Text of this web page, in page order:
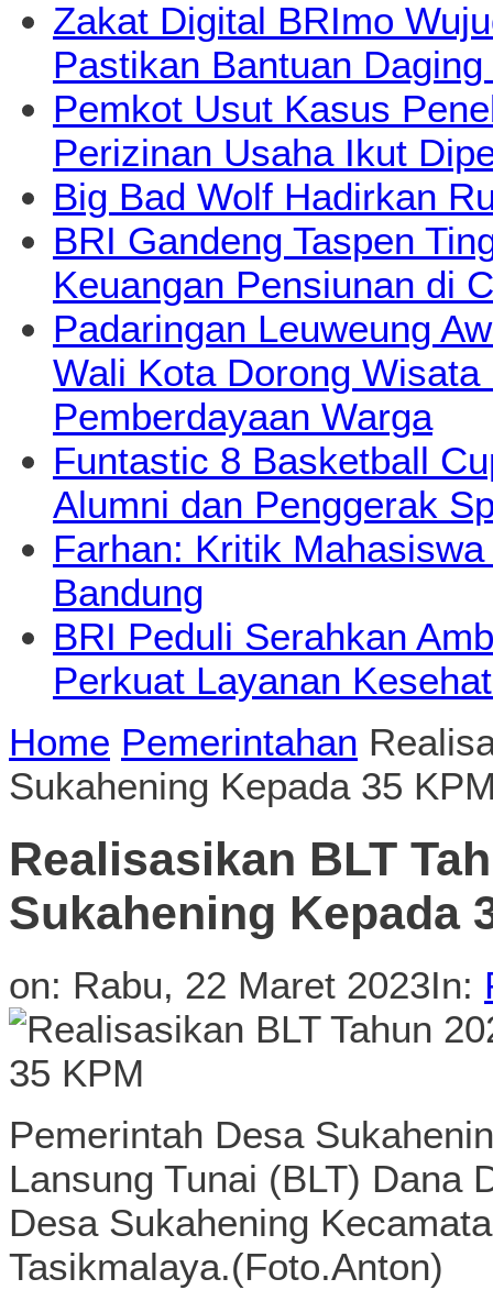
Zakat Digital BRImo
Pastikan Bantuan
Pemkot Usut Kasus
Perizinan Usaha Ikut
Big Bad Wolf Hadirkan
BRI Gandeng Taspen
Keuangan Pensiunan di
Padaringan Leuweung
Wali Kota Dorong
Pemberdayaan Warga
Funtastic 8 Basketball
Alumni dan Penggerak
Farhan: Kritik
Bandung
BRI Peduli Serahkan
Perkuat Layanan
Home Pemerintahan
Sukahening Kepada 35
Realisasikan BLT
Sukahening Kepada
on: Rabu, 22 Maret 2023In:
Pemerintah Desa
Lansung Tunai (BLT) Dana
Desa Sukahening
Tasikmalaya.(Foto.Anton)